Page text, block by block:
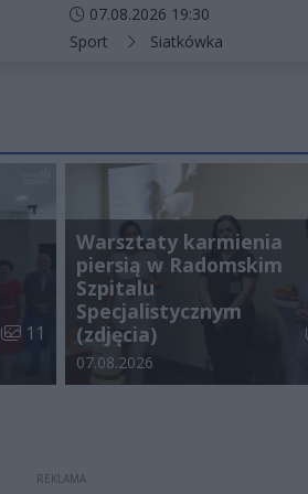
Data dodania artykułu:
07.08.2026 19:30
Kategorie artykułu:
Sport Siatkówka
Liczba zdjęć w galerii:
11
Warsztaty karmienia
piersią w Radomskim
Szpitalu
Specjalistycznym
(zdjęcia)
Data dodania galerii:
07.08.2026
REKLAMA